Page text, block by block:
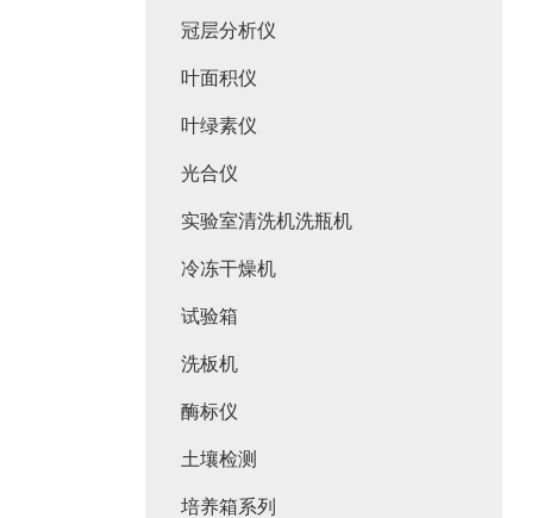
冠层分析仪
叶面积仪
叶绿素仪
光合仪
实验室清洗机洗瓶机
冷冻干燥机
试验箱
洗板机
酶标仪
土壤检测
培养箱系列